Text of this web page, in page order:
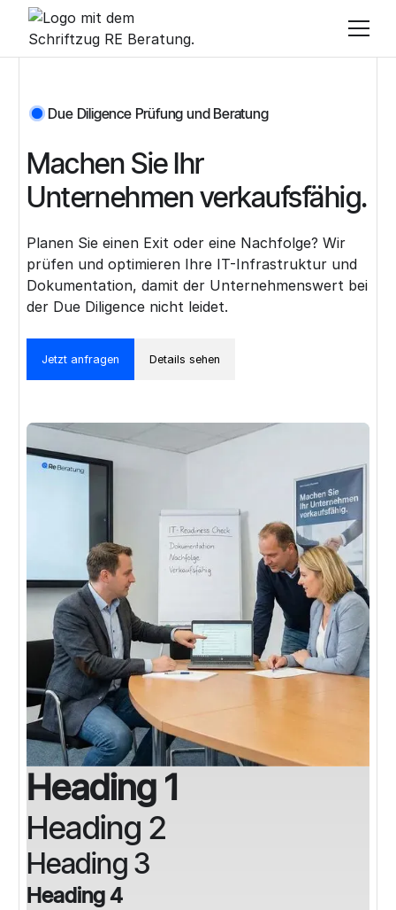
Due Diligence Prüfung und Beratung
Machen Sie Ihr
Unternehmen verkaufsfähig.
Planen Sie einen Exit oder eine Nachfolge? Wir
prüfen und optimieren Ihre IT-Infrastruktur und
Dokumentation, damit der Unternehmenswert bei
der Due Diligence nicht leidet.
Jetzt anfragen Details sehen
Heading 1
Heading 2
Heading 3
Heading 4